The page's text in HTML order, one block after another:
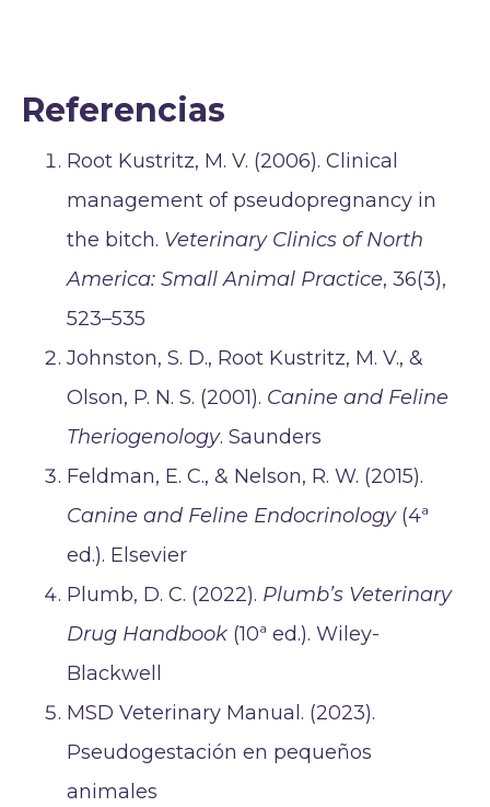
Referencias
Root Kustritz, M. V. (2006). Clinical
management of pseudopregnancy in
the bitch. Veterinary Clinics of North
America: Small Animal Practice, 36(3),
523–535
Johnston, S. D., Root Kustritz, M. V., &
Olson, P. N. S. (2001). Canine and Feline
Theriogenology. Saunders
Feldman, E. C., & Nelson, R. W. (2015).
Canine and Feline Endocrinology(4ª
ed.). Elsevier
Plumb, D. C. (2022). Plumb’s Veterinary
Drug Handbook (10ª ed.). Wiley-
Blackwell
MSD Veterinary Manual. (2023).
Pseudogestación en pequeños
animales